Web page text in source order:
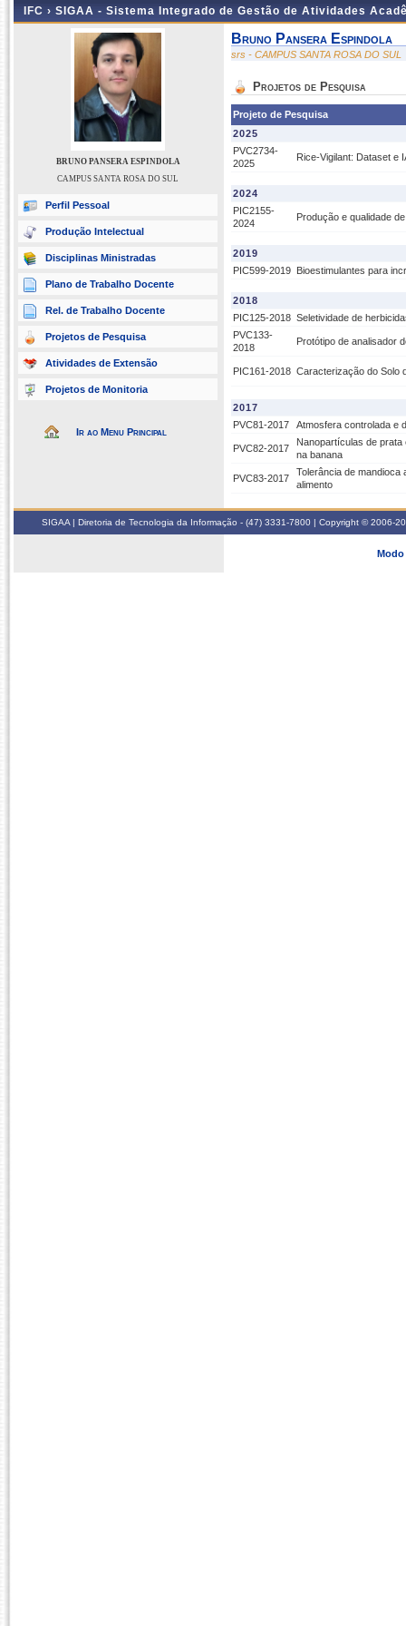
IFC › SIGAA - Sistema Integrado de Gestão de Atividades
BRUNO PANSERA ESPINDOLA
CAMPUS SANTA ROSA DO SUL
Perfil Pessoal
Produção Intelectual
Disciplinas Ministradas
Plano de Trabalho Docente
Rel. de Trabalho Docente
Projetos de Pesquisa
Atividades de Extensão
Projetos de Monitoria
Ir ao Menu Principal
Bruno Pansera Espindola
srs - CAMPUS SANTA ROSA DO SUL
Projetos de Pesquisa
Projeto de Pesquisa
2025
PVC2734-
2025
Rice-Vigilant: Dataset e
2024
PIC2155-
2024
Produção e qualidade
2019
PIC599-2019 Bioestimulantes para
2018
PIC125-2018 Seletividade de
PVC133-
2018
Protótipo de analisador
PIC161-2018 Caracterização do Solo
2017
PVC81-2017
Atmosfera controlada e
PVC82-2017
Nanopartículas de
na banana
PVC83-2017
Tolerância de mandioca
alimento
SIGAA | Diretoria de Tecnologia da Informação - (47) 3331-7800 | Copyright © 2006-
Modo